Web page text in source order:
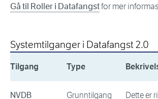
Gå til Roller i Datafangstfor mer
Systemtilganger i Datafangst 2.0
Tilgang Type
NVDB
Grunntilgang
Dette er